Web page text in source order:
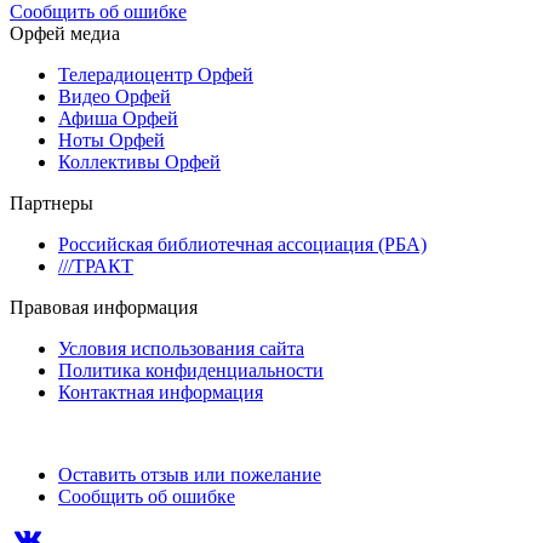
Сообщить об ошибке
Орфей медиа
Телерадиоцентр Орфей
Видео Орфей
Афиша Орфей
Ноты Орфей
Коллективы Орфей
Партнеры
Российская библиотечная ассоциация (РБА)
///ТРАКТ
Правовая информация
Условия использования сайта
Политика конфиденциальности
Контактная информация
Оставить отзыв или пожелание
Сообщить об ошибке